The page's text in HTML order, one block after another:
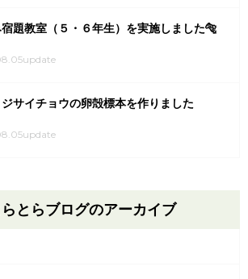
題教室（５・６年生）を実施しました🐅
ジサイチョウの卵殻標本を作りました
とらブログのアーカイブ